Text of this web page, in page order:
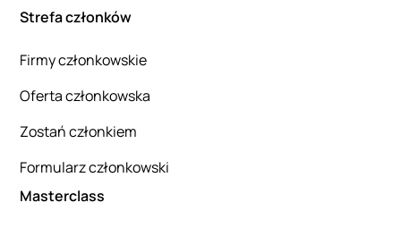
Strefa członków
Firmy członkowskie
Oferta członkowska
Zostań członkiem
Formularz członkowski
Masterclass